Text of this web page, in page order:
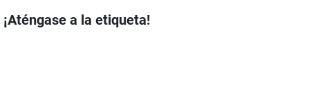
¡Aténgase a la etiqueta!